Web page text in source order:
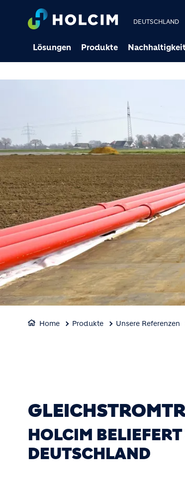
DEUTSCHLAND
Lösungen Produkte Nachhaltigkeit
Home Produkte Unsere Referenzen
Home Produkte Unsere Referenzen
HOLCIM
EUTSCHLAND